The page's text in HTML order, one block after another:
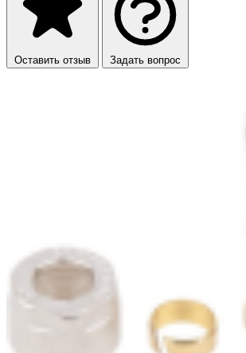
Оставить отзыв Задать вопрос